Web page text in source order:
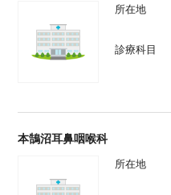
所在地
診療科目
本鵠沼耳鼻咽喉科
所在地